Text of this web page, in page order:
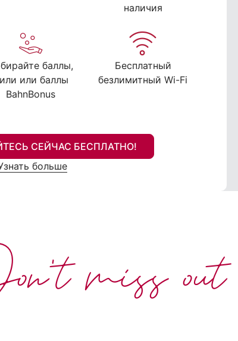
наличия
баллы,
или баллы
BahnBonus
Бесплатный
безлимитный Wi-Fi
СЕЙЧАС БЕСПЛАТНО!
больше
miss out